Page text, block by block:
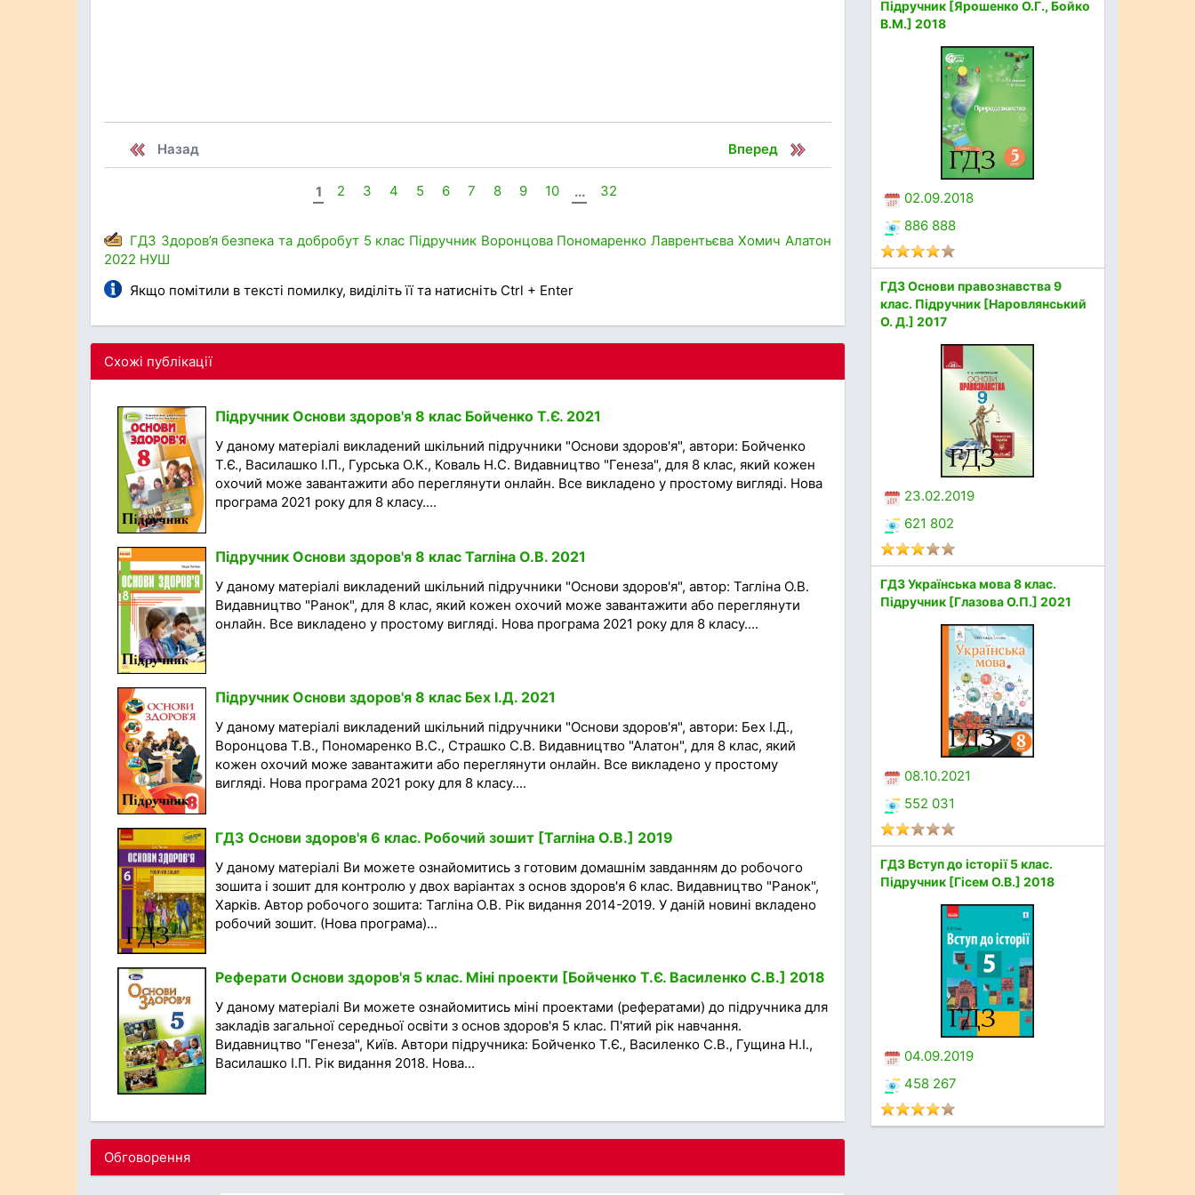
Назад Вперед
1 2 3 4 5 6 7 8 9 10 ... 32
ГДЗ Здоров’я безпека та добробут 5 клас Підручник Воронцова Пономаренко Лаврентьєва Хомич Алатон
2022 НУШ
Якщо помітили в тексті помилку, виділіть її та натисніть Ctrl + Enter
Схожі публікації
Підручник Основи здоров'я 8 клас Бойченко Т.Є. 2021
У даному матеріалі викладений шкільний підручники "Основи здоров'я", автори: Бойченко
Т.Є., Василашко І.П., Гурська О.К., Коваль Н.С. Видавництво "Генеза", для 8 клас, який кожен
охочий може завантажити або переглянути онлайн. Все викладено у простому вигляді. Нова
програма 2021 року для 8 класу....
Підручник Основи здоров'я 8 клас Тагліна О.В. 2021
У даному матеріалі викладений шкільний підручники "Основи здоров'я", автор: Тагліна О.В.
Видавництво "Ранок", для 8 клас, який кожен охочий може завантажити або переглянути
онлайн. Все викладено у простому вигляді. Нова програма 2021 року для 8 класу....
Підручник Основи здоров'я 8 клас Бех І.Д. 2021
У даному матеріалі викладений шкільний підручники "Основи здоров'я", автори: Бех І.Д.,
Воронцова Т.В., Пономаренко В.С., Страшко С.В. Видавництво "Алатон", для 8 клас, який
кожен охочий може завантажити або переглянути онлайн. Все викладено у простому
вигляді. Нова програма 2021 року для 8 класу....
ГДЗ Основи здоров'я 6 клас. Робочий зошит [Тагліна О.В.] 2019
У даному матеріалі Ви можете ознайомитись з готовим домашнім завданням до робочого
зошита і зошит для контролю у двох варіантах з основ здоров'я 6 клас. Видавництво "Ранок",
Харків. Автор робочого зошита: Тагліна О.В. Рік видання 2014-2019. У даній новині вкладено
робочий зошит. (Нова програма)...
Реферати Основи здоров'я 5 клас. Міні проекти [Бойченко Т.Є. Василенко С.В.] 2018
У даному матеріалі Ви можете ознайомитись міні проектами (рефератами) до підручника для
закладів загальної середньої освіти з основ здоров'я 5 клас. П'ятий рік навчання.
Видавництво "Генеза", Київ. Автори підручника: Бойченко Т.Є., Василенко С.В., Гущина Н.І.,
Василашко І.П. Рік видання 2018. Нова...
Обговорення
Підручник [Ярошенко О.Г., Бойко
В.М.] 2018
02.09.2018
886 888
ГДЗ Основи правознавства 9
клас. Підручник [Наровлянський
О. Д.] 2017
23.02.2019
621 802
ГДЗ Українська мова 8 клас.
Підручник [Глазова О.П.] 2021
08.10.2021
552 031
ГДЗ Вступ до історії 5 клас.
Підручник [Гісем О.В.] 2018
04.09.2019
458 267